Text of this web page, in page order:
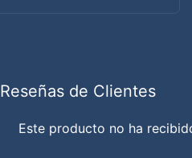
Reseñas de Clientes
Este producto no ha